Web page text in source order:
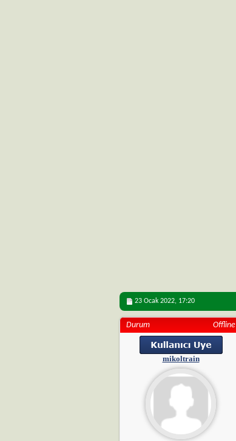
23 Ocak 2022, 17:20
Durum Offline
mikoltrain